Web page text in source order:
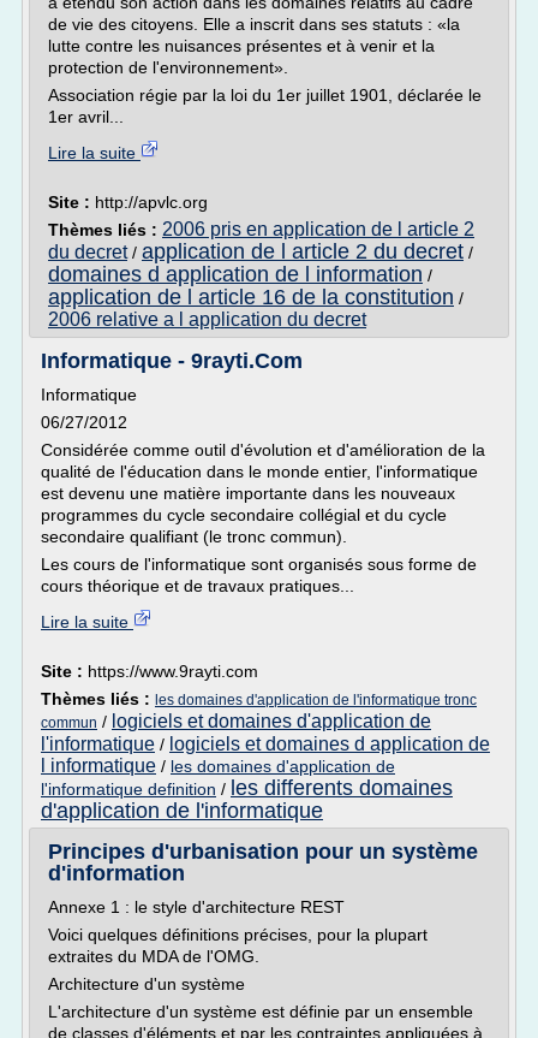
de vie des citoyens. Elle a inscrit dans ses statuts : «la
lutte contre les nuisances présentes et à venir et la
protection de l'environnement».
Association régie par la loi du 1er juillet 1901, déclarée le
1er avril...
Lire la suite
Site : http://apvlc.org
Thèmes liés : 2006 pris en application de l article 2
du decret/ application de l article 2 du decret /
domaines d application de l information /
application de l article 16 de la constitution /
2006 relative a l application du decret
Informatique - 9rayti.Com
Informatique
06/27/2012
Considérée comme outil d'évolution et d'amélioration de la
qualité de l'éducation dans le monde entier, l'informatique
est devenu une matière importante dans les nouveaux
programmes du cycle secondaire collégial et du cycle
secondaire qualifiant (le tronc commun).
Les cours de l'informatique sont organisés sous forme de
cours théorique et de travaux pratiques...
Lire la suite
Site : https://www.9rayti.com
Thèmes liés : les domaines d'application de l'informatique tronc
commun / logiciels et domaines d'application de
l'informatique / logiciels et domaines d application de
l informatique / les domaines d'application de
l'informatique definition / les differents domaines
d'application de l'informatique
Principes d'urbanisation pour un système
d'information
Annexe 1 : le style d'architecture REST
Voici quelques définitions précises, pour la plupart
extraites du MDA de l'OMG.
Architecture d'un système
L'architecture d'un système est définie par un ensemble
de classes d'éléments et par les contraintes appliquées à